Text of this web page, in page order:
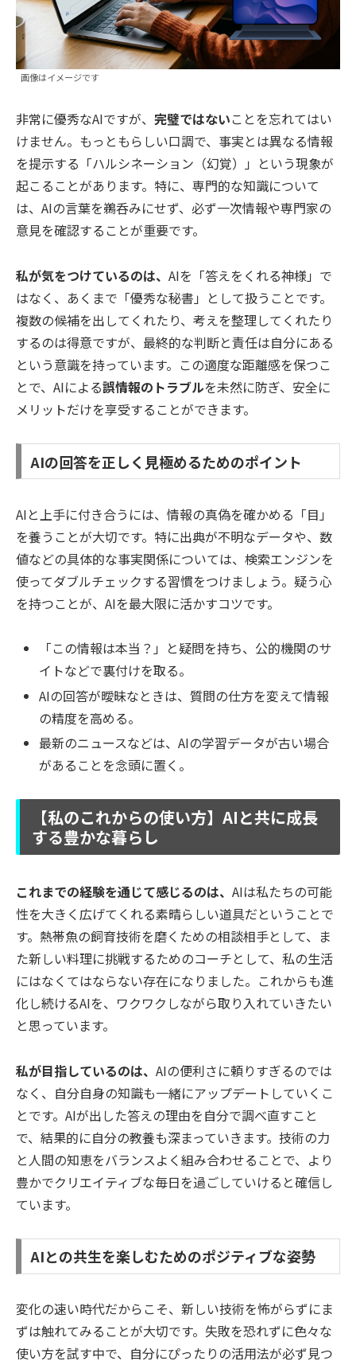
画像はイメージです
非常に優秀なAIですが、 完璧ではないことを忘れてはい
けません。もっともらしい口調で、事実とは異なる情報
を提示する「ハルシネーション（幻覚）」という現象が
起こることがあります。特に、専門的な知識について
は、AIの言葉を鵜呑みにせず、必ず一次情報や専門家の
意見を確認することが重要です。
私が気をつけているのは、 AIを「答えをくれる神様」で
はなく、あくまで「優秀な秘書」として扱うことです。
複数の候補を出してくれたり、考えを整理してくれたり
するのは得意ですが、最終的な判断と責任は自分にある
という意識を持っています。この適度な距離感を保つこ
とで、AIによる誤情報のトラブルを未然に防ぎ、安全に
メリットだけを享受することができます。
AIの回答を正しく見極めるためのポイント
AIと上手に付き合うには、情報の真偽を確かめる「目」
を養うことが大切です。特に出典が不明なデータや、数
値などの具体的な事実関係については、検索エンジンを
使ってダブルチェックする習慣をつけましょう。疑う心
を持つことが、AIを最大限に活かすコツです。
「この情報は本当？」と疑問を持ち、公的機関のサ
イトなどで裏付けを取る。
AIの回答が曖昧なときは、質問の仕方を変えて情報
の精度を高める。
最新のニュースなどは、AIの学習データが古い場合
があることを念頭に置く。
【私のこれからの使い方】AIと共に成長
する豊かな暮らし
これまでの経験を通じて感じるのは、 AIは私たちの可能
性を大きく広げてくれる素晴らしい道具だということで
す。熱帯魚の飼育技術を磨くための相談相手として、ま
た新しい料理に挑戦するためのコーチとして、私の生活
にはなくてはならない存在になりました。これからも進
化し続けるAIを、ワクワクしながら取り入れていきたい
と思っています。
私が目指しているのは、 AIの便利さに頼りすぎるのでは
なく、自分自身の知識も一緒にアップデートしていくこ
とです。AIが出した答えの理由を自分で調べ直すこと
で、結果的に自分の教養も深まっていきます。技術の力
と人間の知恵をバランスよく組み合わせることで、より
豊かでクリエイティブな毎日を過ごしていけると確信し
ています。
AIとの共生を楽しむためのポジティブな姿勢
変化の速い時代だからこそ、新しい技術を怖がらずにま
ずは触れてみることが大切です。失敗を恐れずに色々な
使い方を試す中で、自分にぴったりの活用法が必ず見つ